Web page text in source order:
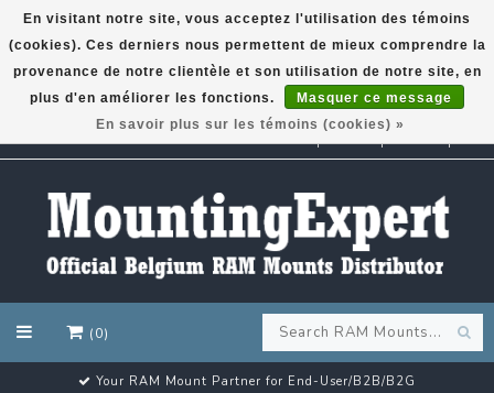
GARMIN GPS met een superkorting tot 50%? Klik hier!
(0)
Your RAM Mount Partner for End-User/B2B/B2G
En visitant notre site, vous acceptez l'utilisation des témoins
(cookies). Ces derniers nous permettent de mieux comprendre la
provenance de notre clientèle et son utilisation de notre site, en
plus d'en améliorer les fonctions.
Masquer ce message
En savoir plus sur les témoins (cookies) »